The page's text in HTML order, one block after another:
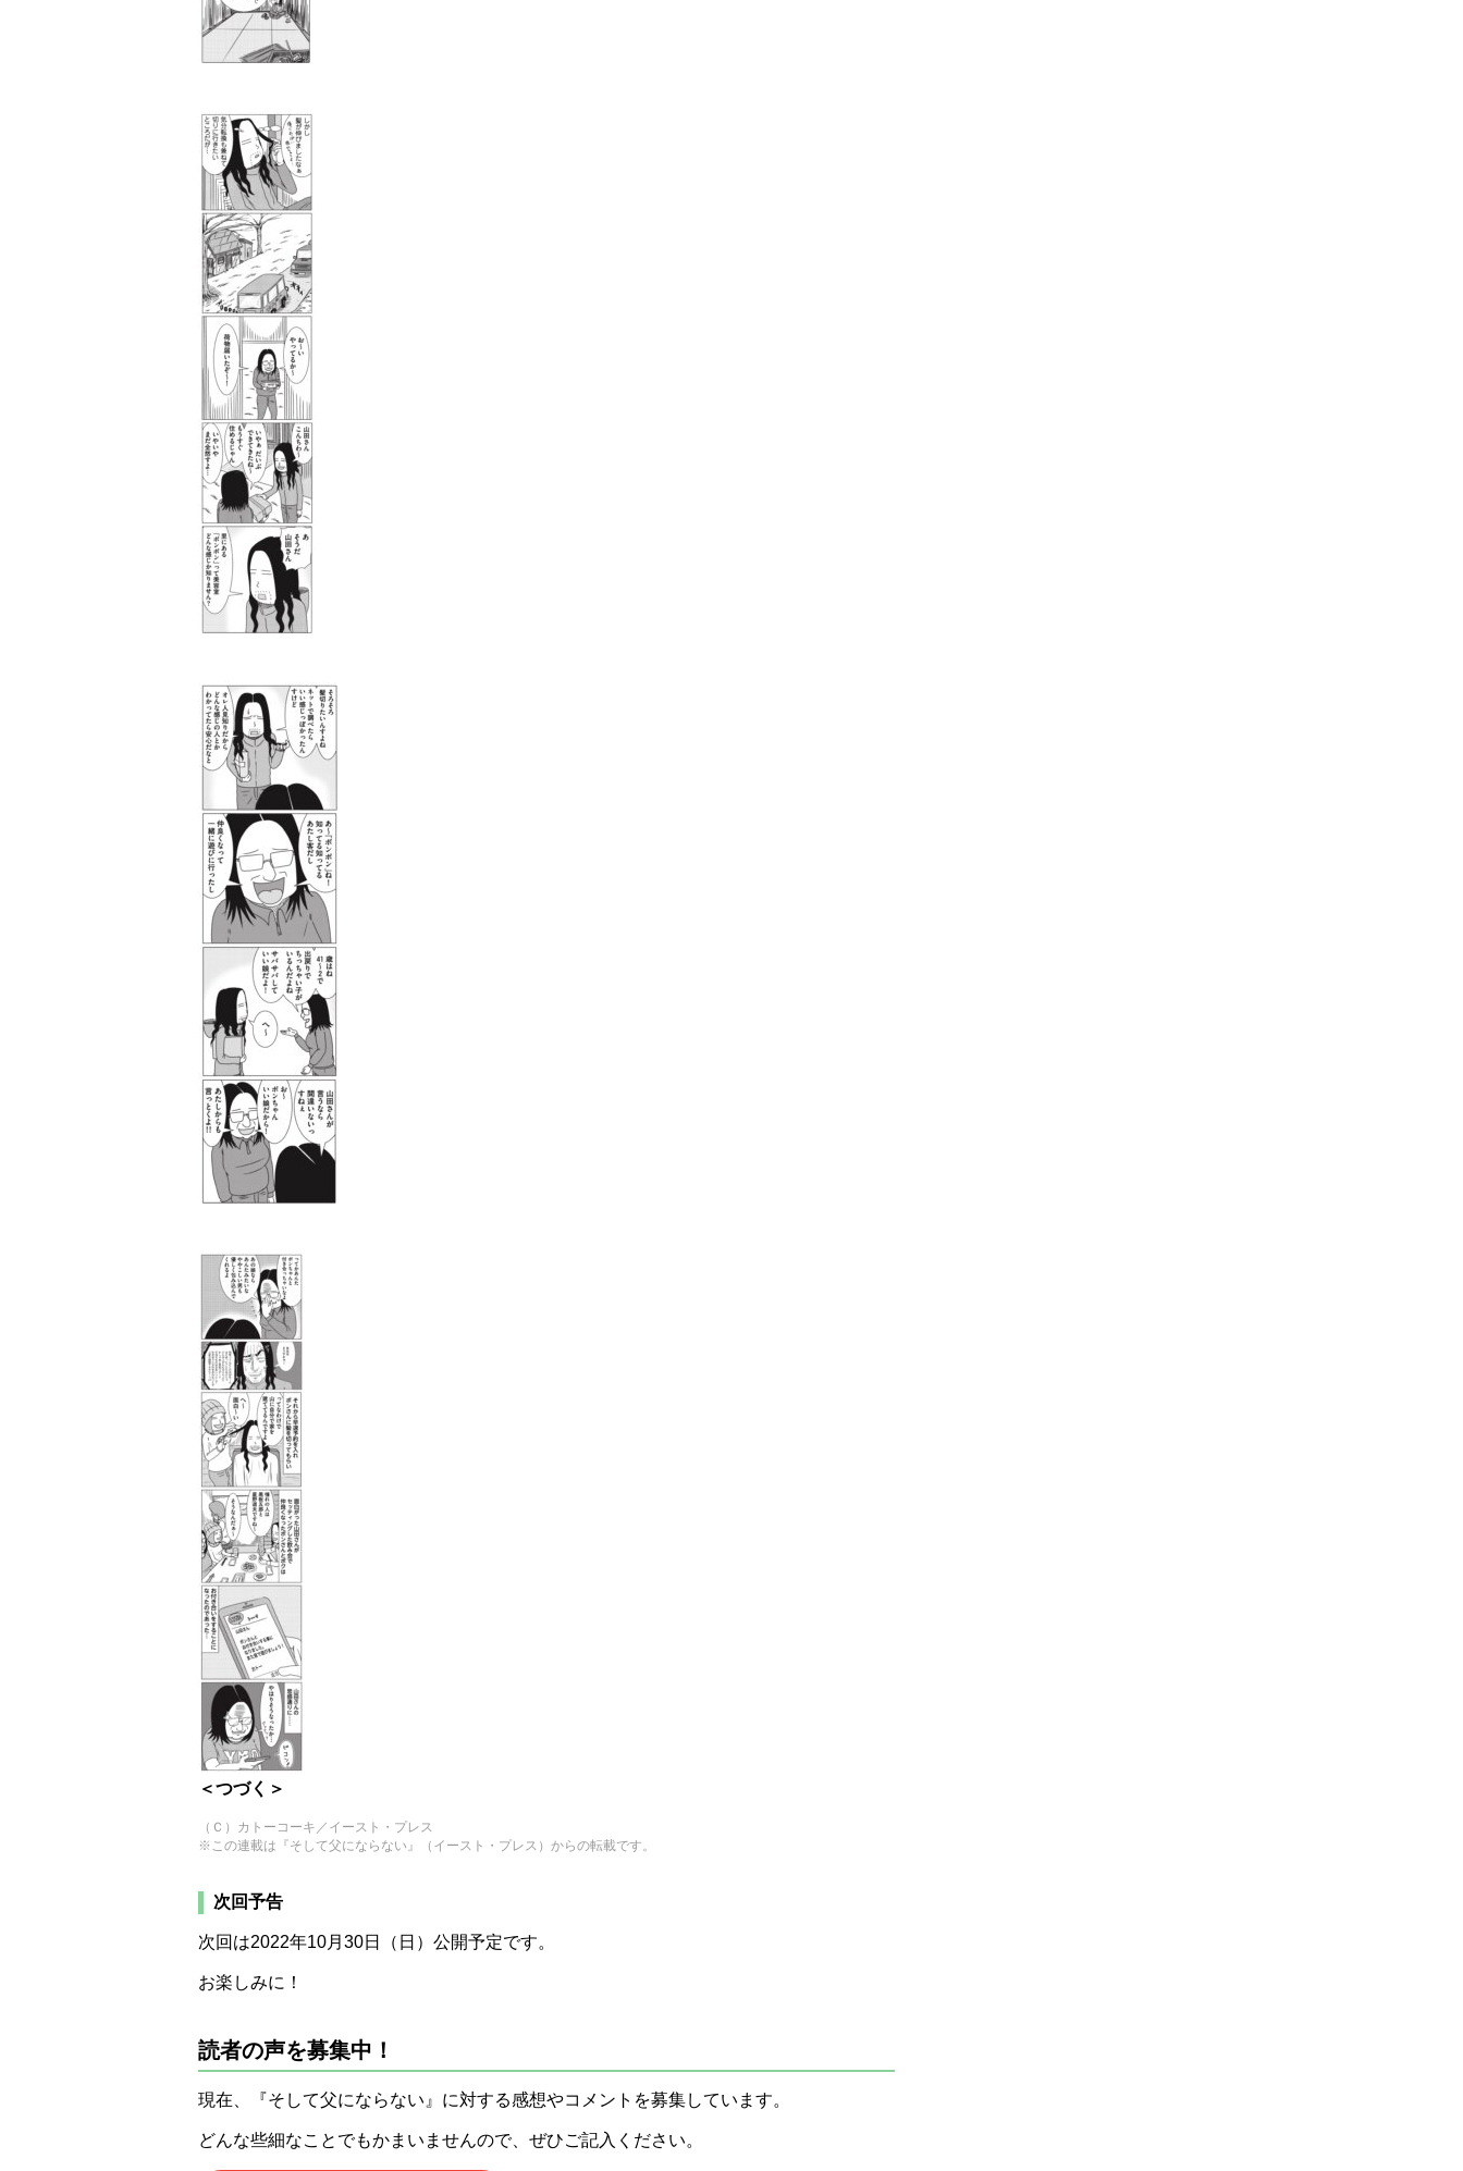
＜つづく＞
（Ｃ）カトーコーキ／イースト・プレス
※この連載は『そして父にならない』（イースト・プレス）からの転載です。
次回予告
次回は2022年10月30日（日）公開予定です。
お楽しみに！
読者の声を募集中！
現在、『そして父にならない』に対する感想やコメントを募集しています。
どんな些細なことでもかまいませんので、ぜひご記入ください。